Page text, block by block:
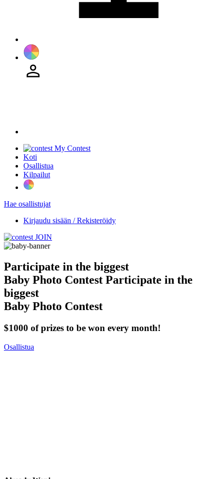
My Contest
Koti
Osallistua
Kilpailut
Hae osallistujat
Kirjaudu sisään / Rekisteröidy
JOIN
Participate in the biggest
Baby Photo Contest Participate in the
biggest
Baby Photo Contest
$1000 of prizes to be won every month!
Osallistua